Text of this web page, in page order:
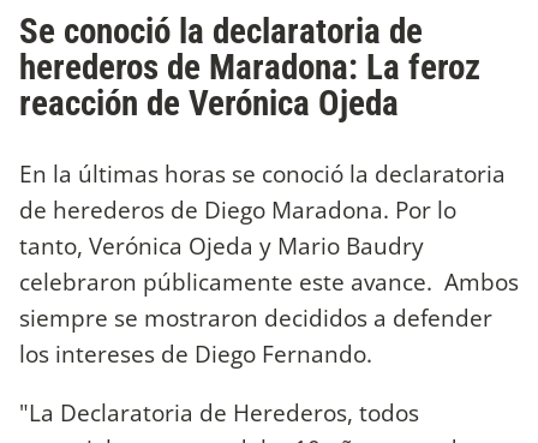
Se conoció la declaratoria de
herederos de Maradona: La feroz
reacción de Verónica Ojeda
En la últimas horas se conoció la declaratoria
de herederos de Diego Maradona. Por lo
tanto, Verónica Ojeda y Mario Baudry
celebraron públicamente este avance. Ambos
siempre se mostraron decididos a defender
los intereses de Diego Fernando.
"La Declaratoria de Herederos, todos